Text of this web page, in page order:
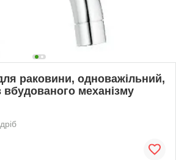
раковини, одноважільний,
вбудованого механізму